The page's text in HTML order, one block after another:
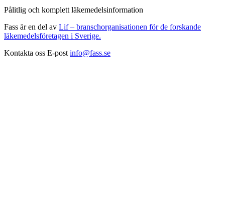
Pålitlig och komplett läkemedelsinformation
Fass är en del av Lif – branschorganisationen för de forskande
läkemedelsföretagen i Sverige.
Kontakta oss E-post info@fass.se